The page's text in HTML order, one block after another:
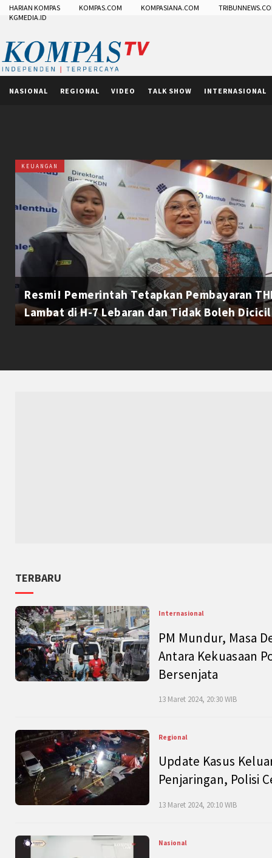
HARIAN KOMPAS KOMPAS.COM KOMPASIANA.COM
KGMEDIA.ID
NASIONAL REGIONAL VIDEO TALK SHOW INTERNASIONAL
KEUANGAN
Resmi! Pemerintah Tetapkan Pembayaran
Lambat di H-7 Lebaran dan Tidak Boleh Dicicil
TERBARU
Internasional
PM Mundur, Masa
Antara Kekuasaan
Bersenjata
13 Maret 2024, 20:30 WIB
Regional
Update Kasus
Penjaringan, Polisi
13 Maret 2024, 20:10 WIB
Nasional